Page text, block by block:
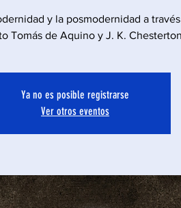
y la posmodernidad a
Tomás de Aquino y J. K.
Ya no es posible registrarse
Ver otros eventos